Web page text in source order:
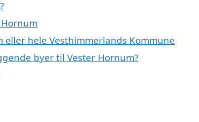
hele Vesthimmerlands Kommune
byer til Vester Hornum?